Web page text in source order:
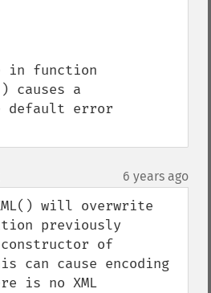
in function
causes a
default error
6 years ago
will overwrite
previously
of
can cause encoding
is no XML